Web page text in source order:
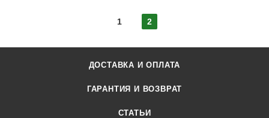
1 2
ДОСТАВКА И ОПЛАТА
ГАРАНТИЯ И ВОЗВРАТ
СТАТЬИ